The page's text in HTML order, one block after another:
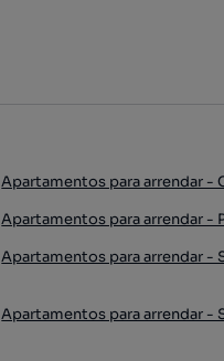
Apartamentos para arrendar -
Apartamentos para arrendar -
Apartamentos para arrendar -
Apartamentos para arrendar -